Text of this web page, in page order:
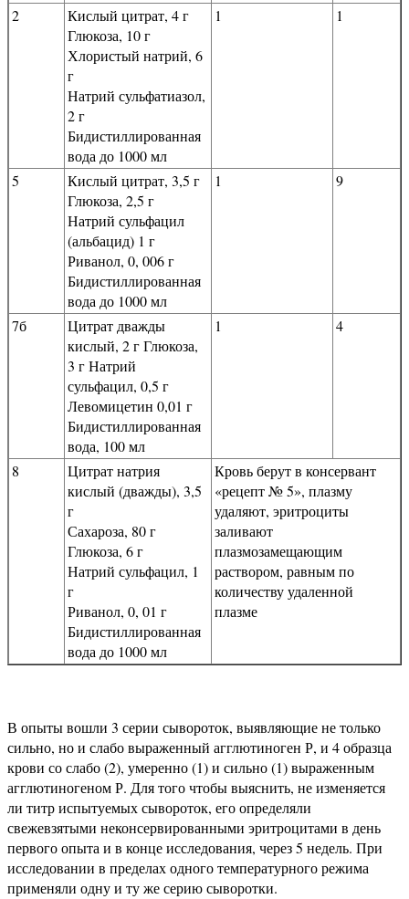
2
Кислый цитрат, 4 г
Глюкоза, 10 г
Хлористый натрий, 6
г
Натрий сульфатиазол,
2 г
Бидистиллированная
вода до 1000 мл
1 1
5
Кислый цитрат, 3,5 г
Глюкоза, 2,5 г
Натрий сульфацил
(альбацид) 1 г
Риванол, 0, 006 г
Бидистиллированная
вода до 1000 мл
1 9
7б
Цитрат дважды
кислый, 2 г Глюкоза,
3 г Натрий
сульфацил, 0,5 г
Левомицетин 0,01 г
Бидистиллированная
вода, 100 мл
1 4
8
Цитрат натрия
кислый (дважды), 3,5
г
Сахароза, 80 г
Глюкоза, 6 г
Натрий сульфацил, 1
г
Риванол, 0, 01 г
Бидистиллированная
вода до 1000 мл
Кровь берут в консервант
«рецепт № 5», плазму
удаляют, эритроциты
заливают
плазмозамещающим
раствором, равным по
количеству удаленной
плазме
В опыты вошли 3 серии сывороток, выявляющие не только
сильно, но и слабо выраженный агглютиноген Р, и 4 образца
крови со слабо (2), умеренно (1) и сильно (1) выраженным
агглютиногеном Р. Для того чтобы выяснить, не изменяется
ли титр испытуемых сывороток, его определяли
свежевзятыми неконсервированными эритроцитами в день
первого опыта и в конце исследования, через 5 недель. При
исследовании в пределах одного температурного режима
применяли одну и ту же серию сыворотки.